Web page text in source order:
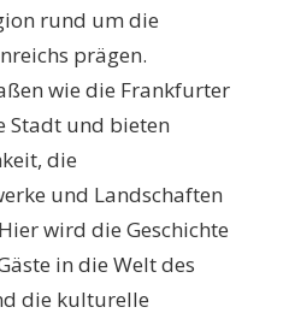
rund um die
prägen.
wie die Frankfurter
Stadt und bieten
die
und Landschaften
wird die Geschichte
in die Welt des
die kulturelle